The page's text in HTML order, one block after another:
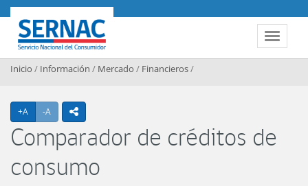
Contenido principal
Toggle
SERNAC
Inicio / Información / Mercado / Financieros/
+A Agrandar texto
-A Achicar textoicono compartir
Comparador de créditos de
consumo